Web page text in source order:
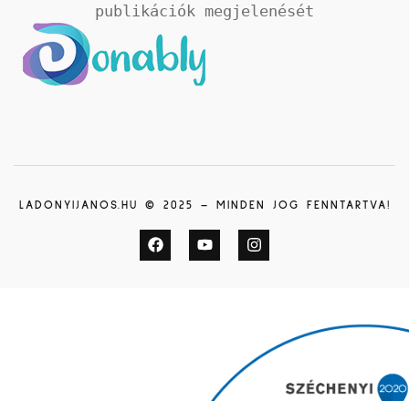
publikációk megjelenését
LADONYIJANOS.HU © 2025 – MINDEN JOG FENNTARTVA!